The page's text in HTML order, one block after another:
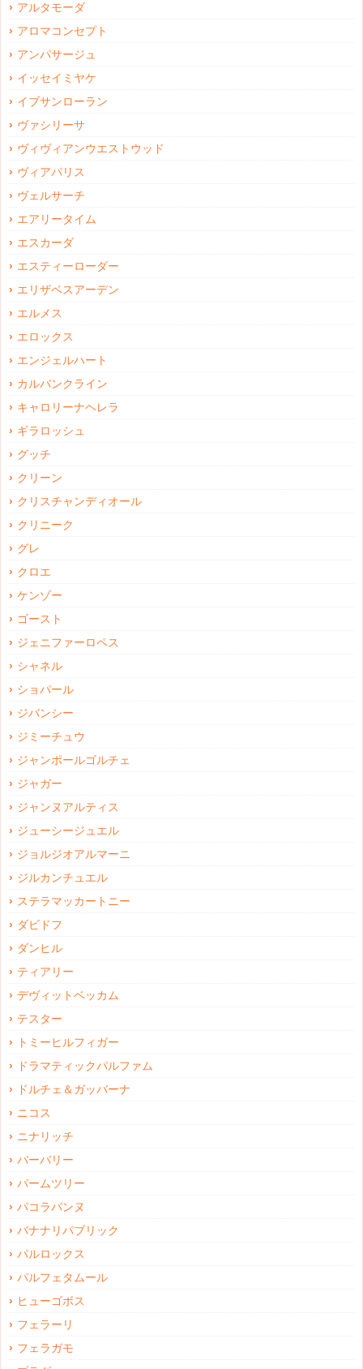
アルタモーダ
アロマコンセプト
アンパサージュ
イッセイミヤケ
イブサンローラン
ヴァシリーサ
ヴィヴィアンウエストウッド
ヴィアパリス
ヴェルサーチ
エアリータイム
エスカーダ
エスティーローダー
エリザベスアーデン
エルメス
エロックス
エンジェルハート
カルバンクライン
キャロリーナヘレラ
ギラロッシュ
グッチ
クリーン
クリスチャンディオール
クリニーク
グレ
クロエ
ケンゾー
ゴースト
ジェニファーロペス
シャネル
ショパール
ジバンシー
ジミーチュウ
ジャンポールゴルチェ
ジャガー
ジャンヌアルティス
ジューシージュエル
ジョルジオアルマーニ
ジルカンチュエル
ステラマッカートニー
ダビドフ
ダンヒル
ティアリー
デヴィットベッカム
テスター
トミーヒルフィガー
ドラマティックパルファム
ドルチェ＆ガッバーナ
ニコス
ニナリッチ
バーバリー
パームツリー
パコラバンヌ
バナナリパブリック
パルロックス
パルフェタムール
ヒューゴボス
フェラーリ
フェラガモ